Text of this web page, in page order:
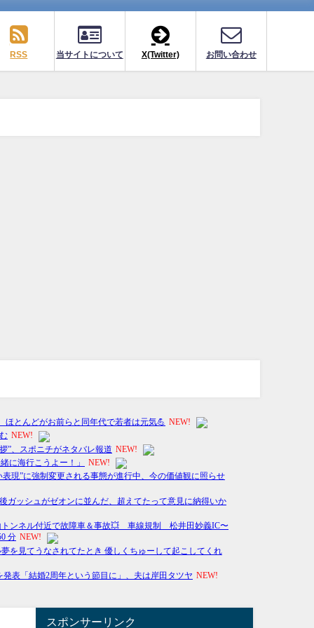
RSS 当サイトについて X(Twitter) お問い合わせ
スポンサーリンク